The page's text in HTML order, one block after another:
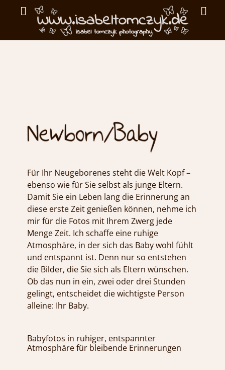
Fotografie
Menu
Search
Für Ihr Neugeborenes steht die Welt Kopf –
ebenso wie für Sie selbst als junge Eltern.
Damit Sie ein Leben lang die Erinnerung an
diese erste Zeit genießen können, nehme ich
mir für die Fotos mit Ihrem Zwerg jede
Menge Zeit. Ich schaffe eine ruhige
Atmosphäre, in der sich das Baby wohl fühlt
und entspannt ist. Denn nur so entstehen
die Bilder, die Sie sich als Eltern wünschen.
Ob das nun in ein, zwei oder drei Stunden
gelingt, entscheidet die wichtigste Person
alleine: Ihr Baby.
Babyfotos in ruhiger, entspannter
Atmosphäre für bleibende Erinnerungen